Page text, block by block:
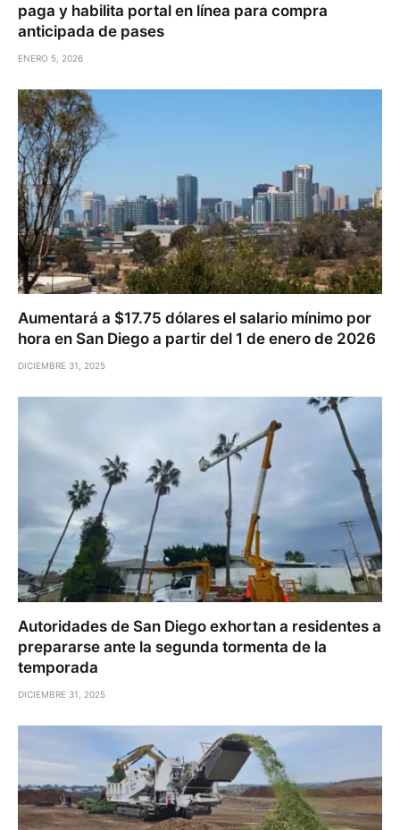
paga y habilita portal en línea para compra
anticipada de pases
ENERO 5, 2026
Aumentará a $17.75 dólares el salario mínimo por
hora en San Diego a partir del 1 de enero de 2026
DICIEMBRE 31, 2025
Autoridades de San Diego exhortan a residentes a
prepararse ante la segunda tormenta de la
temporada
DICIEMBRE 31, 2025